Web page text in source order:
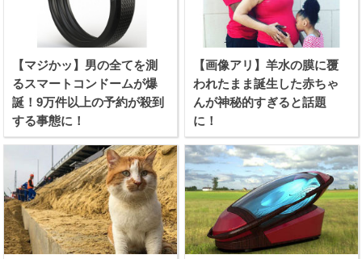
【マジかッ】男の全てを測
るスマートコンドームが爆
誕！9万件以上の予約が殺到
する事態に！
【画像アリ】羊水の膜に覆
われたまま誕生した赤ちゃ
んが神秘的すぎると話題
に！